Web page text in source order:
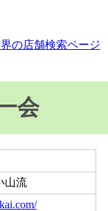
の店舗検索ページ
会
山流